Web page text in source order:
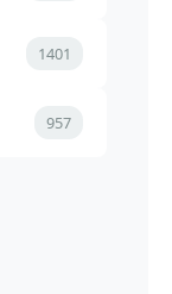
1401
957